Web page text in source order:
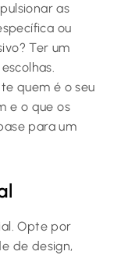
as
ou
Ter um
quem é o seu
e o que os
para um
Opte por
de design,